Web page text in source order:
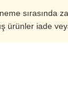
sırasında
ürünler iade